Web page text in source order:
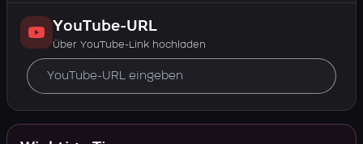
YouTube-URL
Über YouTube-Link hochladen